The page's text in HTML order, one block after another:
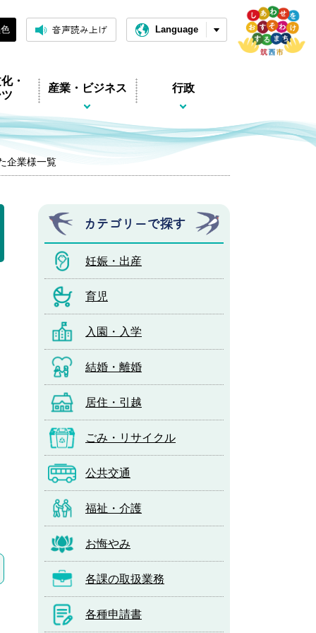
音声読み上げ Language
・
産業・ビジネス 行政
企業様一覧
カテゴリーで探す
妊娠・出産
育児
入園・入学
結婚・離婚
居住・引越
ごみ・リサイクル
公共交通
福祉・介護
お悔やみ
各課の取扱業務
各種申請書